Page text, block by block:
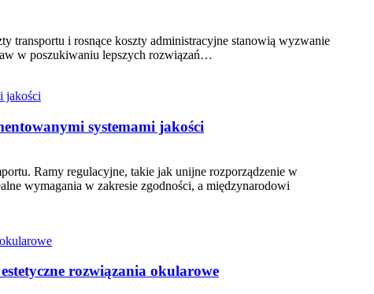
transportu i rosnące koszty administracyjne stanowią wyzwanie
w poszukiwaniu lepszych rozwiązań…
systemami jakości
Ramy regulacyjne, takie jak unijne rozporządzenie w
wymagania w zakresie zgodności, a międzynarodowi
rozwiązania okularowe